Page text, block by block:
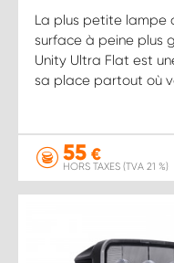
La plus petite lampe
surface à peine plus
Unity Ultra Flat est
sa place partout où
55 €
HORS TAXES (TVA 21 %)